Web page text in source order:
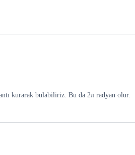
kurarak bulabiliriz. Bu da 2π radyan olur.